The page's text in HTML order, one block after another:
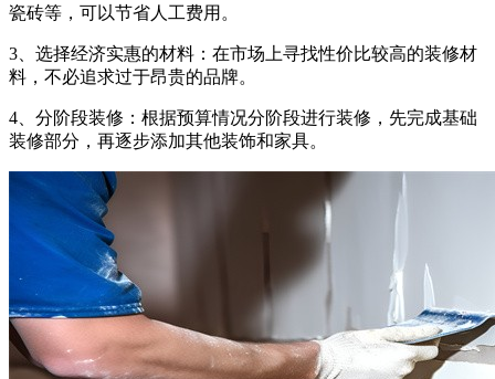
瓷砖等，可以节省人工费用。
3、选择经济实惠的材料：在市场上寻找性价比较高的装修材
料，不必追求过于昂贵的品牌。
4、分阶段装修：根据预算情况分阶段进行装修，先完成基础
装修部分，再逐步添加其他装饰和家具。